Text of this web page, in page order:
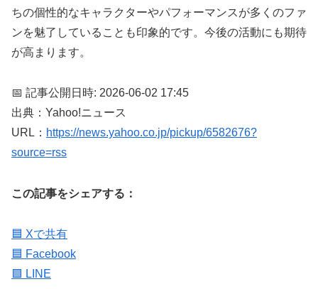
ちの個性的なキャラクターやパフォーマンスが多くのファ
ンを魅了していることも印象的です。今後の活動にも期待
が高まります。
📅 記事公開日時: 2026-06-02 17:45
出典：Yahoo!ニュース
URL： https://news.yahoo.co.jp/pickup/6582676?
source=rss
この記事をシェアする：
🟦 Xで共有
🟦 Facebook
🟩 LINE